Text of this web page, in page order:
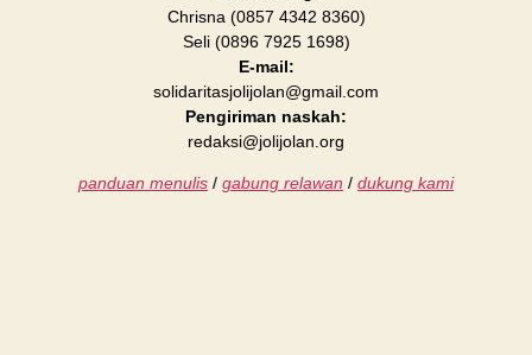
Chrisna (0857 4342 8360)
Seli (0896 7925 1698)
E-mail:
solidaritasjolijolan@gmail.com
Pengiriman naskah:
redaksi@jolijolan.org
panduan menulis / gabung relawan / dukung kami